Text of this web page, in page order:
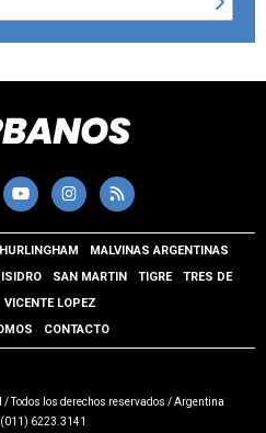
HURLINGHAM
MALVINAS ARGENTINAS
SAN MARTIN TIGRE
TRES DE
VICENTE LOPEZ
CONTACTO
Todos los derechos reservados / Argentina
(011) 6223.3141